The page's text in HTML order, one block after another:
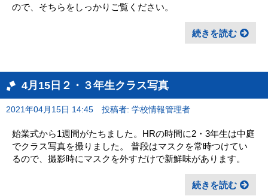
ので、そちらをしっかりご覧ください。
続きを読む
4月15日２・３年生クラス写真
2021年04月15日 14:45 投稿者: 学校情報管理者
始業式から1週間がたちました。HRの時間に2・3年生は中庭
でクラス写真を撮りました。 普段はマスクを常時つけてい
るので、撮影時にマスクを外すだけで新鮮味があります。
続きを読む